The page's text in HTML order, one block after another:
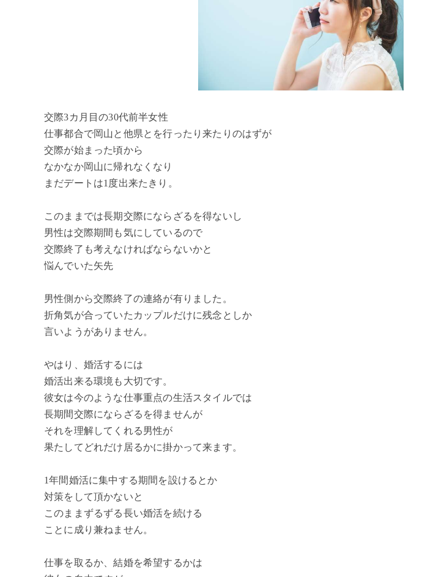
交際3カ月目の30代前半女性
仕事都合で岡山と他県とを行ったり来たりのはずが
交際が始まった頃から
なかなか岡山に帰れなくなり
まだデートは1度出来たきり。
このままでは長期交際にならざるを得ないし
男性は交際期間も気にしているので
交際終了も考えなければならないかと
悩んでいた矢先
男性側から交際終了の連絡が有りました。
折角気が合っていたカップルだけに残念としか
言いようがありません。
やはり、婚活するには
婚活出来る環境も大切です。
彼女は今のような仕事重点の生活スタイルでは
長期間交際にならざるを得ませんが
それを理解してくれる男性が
果たしてどれだけ居るかに掛かって来ます。
1年間婚活に集中する期間を設けるとか
対策をして頂かないと
このままずるずる長い婚活を続ける
ことに成り兼ねません。
仕事を取るか、結婚を希望するかは